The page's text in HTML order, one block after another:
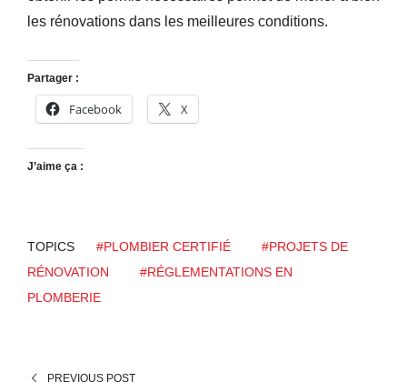
les rénovations dans les meilleures conditions.
Partager :
Facebook X
J’aime ça :
TOPICS #PLOMBIER CERTIFIÉ
#PROJETS DE
RÉNOVATION
#RÉGLEMENTATIONS EN
PLOMBERIE
PREVIOUS POST